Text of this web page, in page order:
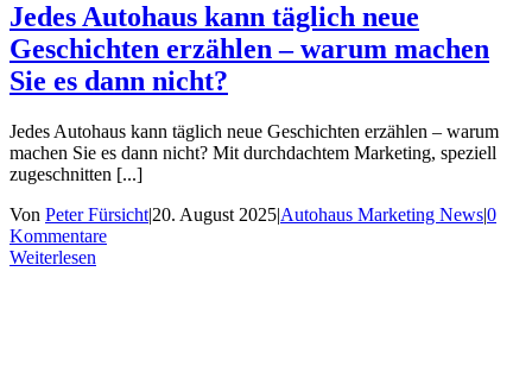
Jedes Autohaus kann täglich neue
Geschichten erzählen – warum machen
Sie es dann nicht?
Jedes Autohaus kann täglich neue Geschichten erzählen – warum
machen Sie es dann nicht? Mit durchdachtem Marketing, speziell
zugeschnitten [...]
Von Peter Fürsicht|20. August 2025|Autohaus Marketing News|0
Kommentare
Weiterlesen